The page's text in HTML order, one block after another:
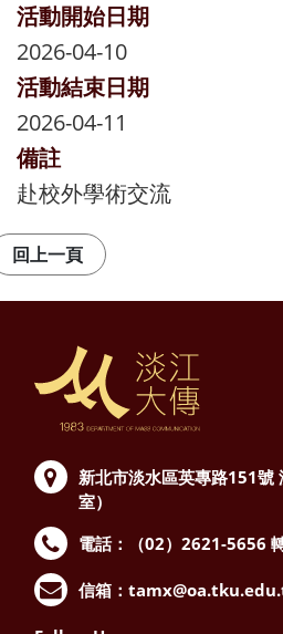
活動開始日期
2026-04-10
活動結束日期
2026-04-11
備註
赴校外學術交流
新北市淡水區英專路151號
室）
電話：（02）2621-5656
信箱：